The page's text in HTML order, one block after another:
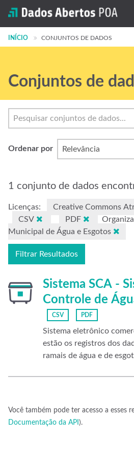
Conjuntos de dados
Grupos
Sobre
INÍCIO CONJUNTOS DE DADOS
Conjuntos de
Ordenar por
1 conjunto de dados
Licenças: Creative Commons
CSV
PDF
Municipal de Água e Esgotos
Filtrar Resultados
Sistema SCA -
Controle de
CSV PDF
Sistema eletrônico
estão os registros dos
ramais de água e de
Você também pode ter acesso a esses
Documentação da API ).